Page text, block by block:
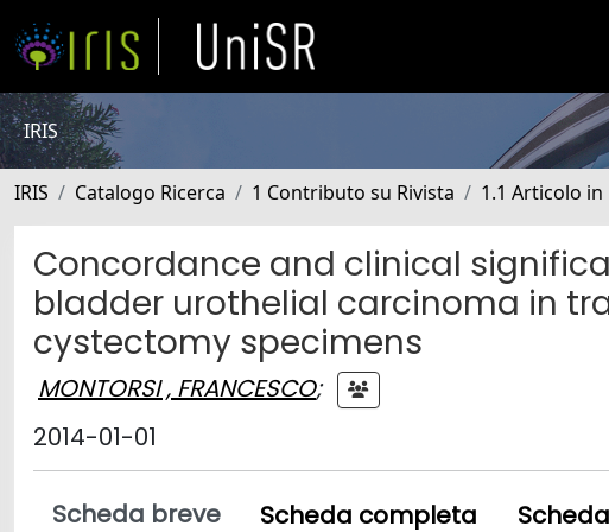
IRIS
IRIS Catalogo Ricerca 1 Contributo su Rivista 1.1 Articolo in
Concordance and clinical
bladder urothelial carcinoma in
cystectomy specimens
MONTORSI , FRANCESCO;
2014-01-01
Scheda breve Scheda completa